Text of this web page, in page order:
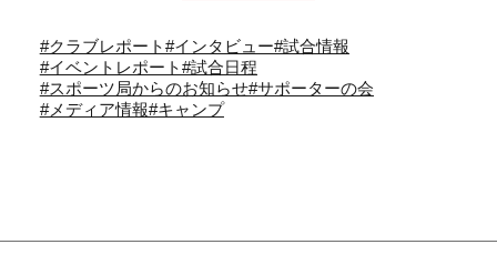
#クラブレポート#インタビュー#試合情報
#イベントレポート#試合日程
#スポーツ局からのお知らせ#サポーターの会
#メディア情報#キャンプ